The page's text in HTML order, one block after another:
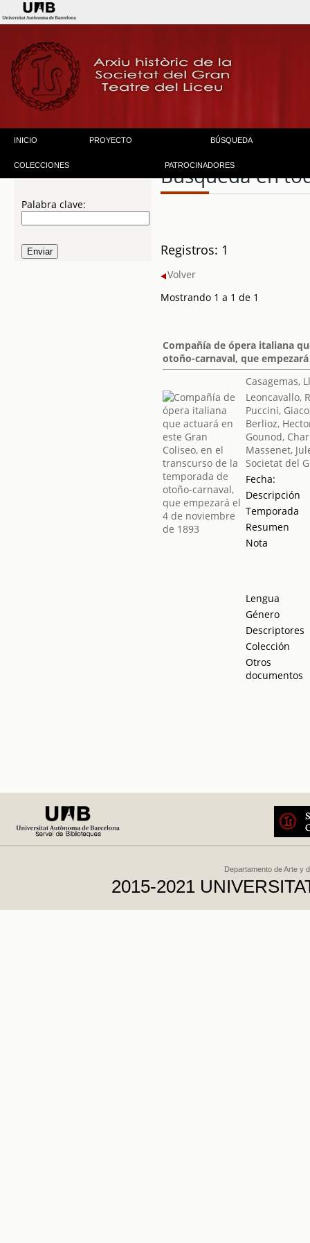
INICIO PROYECTO BÚSQUEDA
COLECCIONES PATROCINADORES
Palabra clave:
Búsqueda en
Registros: 1
Volver
Mostrando 1 a 1 de 1
Compañía de ópera italiana
otoño-carnaval, que
Casagemas,
Leoncavallo,
Puccini,
Berlioz,
Gounod,
Massenet,
Societat del
Fecha:
Descripción
Temporada
Resumen
Nota
Lengua
Género
Descriptores
Colección
Otros
documentos
Departamento de Arte y
2015-2021